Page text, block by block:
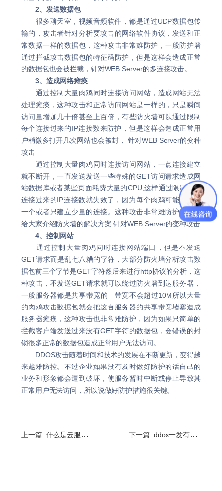
2、发送数据包
很多聊天室，视频音频软件，都是通过UDP数据包传
输的，攻击者针对分析要攻击的网络软件协议，发送和正
常数据一样的数据包，这种攻击非常难防护，一般防护墙
通过拦截攻击数据包的特征码防护，但是这样会造成正常
的数据包也会被拦截，针对WEB Server的多连接攻击。
3、造成网络瘫痪
通过控制大量肉鸡同时连接访问网站，造成网站无法
处理瘫痪，这种攻击和正常访问网站是一样的，只是瞬间
访问量增加几十倍甚至上百倍，有些防火墙可以通过限制
每个连接过来的IP连接数来防护，但是这样会造成正常用
户稍微多打开几次网站也会被封， 针对WEB Server的变种
攻击
通过控制大量肉鸡同时连接访问网站，一点连接建立
就不断开，一直发送发送一些特殊的GET访问请求造成网
站数据库或者某些页面耗费大量的CPU,这样通过限制每个
连接过来的IP连接数就失效了，因为每个肉鸡可能只建立
一个或者只建立少量的连接。这种攻击非常难防护，后面
给大家介绍防火墙的解决方案 针对WEB Server的变种攻击
4、控制网站
通过控制大量肉鸡同时连接网站端口，但是不发送
GET请求而是乱七八糟的字符，大部分防火墙分析攻击数
据包前三个字节是GET字符然后来进行http协议的分析，这
种攻击，不发送GET请求就可以绕过防火墙到达服务器，
一般服务器都是共享带宽的，带宽不会超过10M所以大量
的肉鸡攻击数据包就会把这台服务器的共享带宽堵塞造成
服务器瘫痪，这种攻击也非常难防护，因为如果只简单的
拦截客户端发送过来没有GET字符的数据包，会错误的封
锁很多正常的数据包造成正常用户无法访问。
DDOS攻击随着时间和技术的发展在不断更新，变得越
来越难防控。不过企业如果没有及时做好防护的话自己的
业务和形象都会遭到破坏，使服务暂时中断或停止导致其
正常用户无法访问，所以说做好防护措施很关键。
上一篇: 什么是云服务器?云服务器的优点是什么 下一篇:ddos一发有多少?DDOS攻击服务的费用需要多少